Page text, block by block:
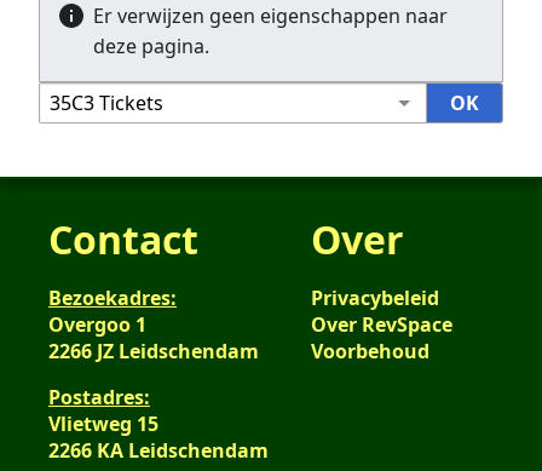
Er verwijzen geen eigenschappen naar
deze pagina.
Contact
Bezoekadres:
Overgoo 1
2266 JZ Leidschendam
Postadres:
Vlietweg 15
2266 KA Leidschendam
Over
Privacybeleid
Over RevSpace
Voorbehoud